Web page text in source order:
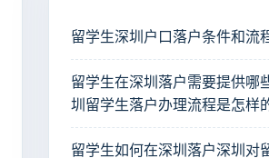
留学生深圳户口落户条件和流
留学生在深圳落户需要提供哪
圳留学生落户办理流程是怎样
留学生如何在深圳落户深圳对